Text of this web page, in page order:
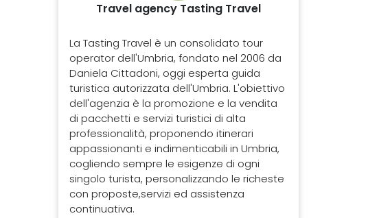
Travel agency Tasting Travel
La Tasting Travel è un consolidato tour
operator dell'Umbria, fondato nel 2006 da
Daniela Cittadoni, oggi esperta guida
turistica autorizzata dell'Umbria. L'obiettivo
dell'agenzia è la promozione e la vendita
di pacchetti e servizi turistici di alta
professionalità, proponendo itinerari
appassionanti e indimenticabili in Umbria,
cogliendo sempre le esigenze di ogni
singolo turista, personalizzando le richeste
con proposte,servizi ed assistenza
continuativa.